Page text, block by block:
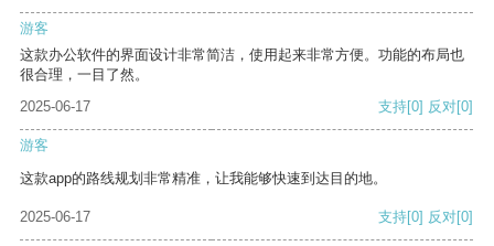
游客
这款办公软件的界面设计非常简洁，使用起来非常方便。功能的布局也
很合理，一目了然。
2025-06-17
支持[0] 反对[0]
游客
这款app的路线规划非常精准，让我能够快速到达目的地。
2025-06-17 支持[0] 反对[0]